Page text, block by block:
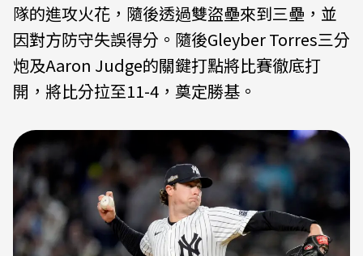
隊的進攻火花，隨後透過雙盜壘來到三壘，並
因對方防守失誤得分。隨後Gleyber Torres三分
炮及Aaron Judge的關鍵打點將比賽徹底打
開，將比分拉至11-4，奠定勝基。